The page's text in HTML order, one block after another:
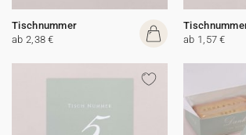
Tischnummer
ab 2,38 €
ab 1,57 €